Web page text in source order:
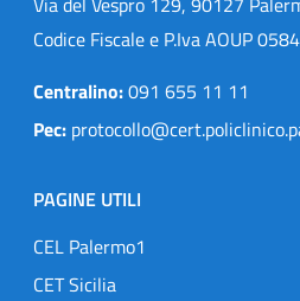
Codice Fiscale e P.Iva AOUP
Centralino:091 655 11 11
Pec:
PAGINE UTILI
CEL Palermo1
CET Sicilia